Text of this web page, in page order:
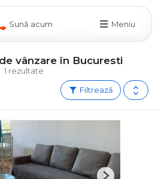
Sună acum Meniu
1 rezultate
vânzare în Bucuresti
Filtrează